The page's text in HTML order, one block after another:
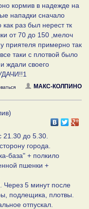
кормив в надежде на
нападки сначало
раз был нерест тк
от 70 до 150 ,мелоч
приятеля примерно так
таки с плотвой было
ждали своего
МАКС-КОЛПИНО
21.30 до 5.30.
города.
база" + полкило
пшенки +
Через 5 минут после
подлещика, плотвы.
отпускал.